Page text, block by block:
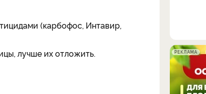
(карбофос, Интавир,
лучше их отложить.
РЕКЛАМА